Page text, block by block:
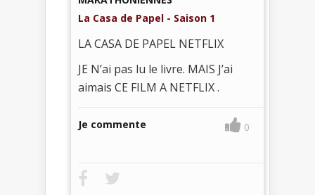
La Casa de Papel - Saison 1
LA CASA DE PAPEL NETFLIX
JE N’ai pas lu le livre. MAIS J’ai
aimais CE FILM A NETFLIX .
Je commente 0